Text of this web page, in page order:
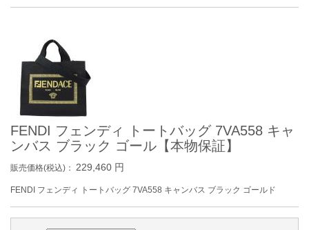
FENDI フェンディ トートバッグ 7VA558 キャ
ンバス ブラック ゴール【本物保証】
販売価格(税込)： 229,460 円
FENDI フェンディ トートバッグ 7VA558 キャンバス ブラック ゴールド